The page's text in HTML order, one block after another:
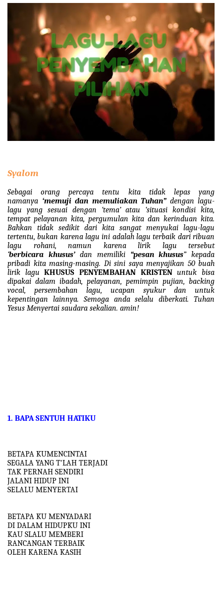
Syalom
Sebagai orang percaya tentu kita tidak lepas yang
namanya ‘memuji dan memuliakan Tuhan”dengan lagu-
lagu yang sesuai dengan ‘tema’ atau ‘situasi kondisi kita,
tempat pelayanan kita, pergumulan kita dan kerinduan kita.
Bahkan tidak sedikit dari kita sangat menyukai lagu-lagu
tertentu, bukan karena lagu ini adalah lagu terbaik dari ribuan
lagu rohani, namun karena lirik lagu tersebut
‘berbicara khusus’dan memiliki “pesan khusus” kepada
pribadi kita masing-masing. Di sini saya menyajikan 50 buah
lirik laguKHUSUS PENYEMBAHAN KRISTENuntuk bisa
dipakai dalam ibadah, pelayanan, pemimpin pujian, backing
vocal, persembahan lagu, ucapan syukur dan untuk
kepentingan lainnya. Semoga anda selalu diberkati. Tuhan
Yesus Menyertai saudara sekalian. amin!
1. BAPA SENTUH HATIKU
BETAPA KUMENCINTAI
SEGALA YANG T'LAH TERJADI
TAK PERNAH SENDIRI
JALANI HIDUP INI
SELALU MENYERTAI
BETAPA KU MENYADARI
DI DALAM HIDUPKU INI
KAU SLALU MEMBERI
RANCANGAN TERBAIK
OLEH KARENA KASIH